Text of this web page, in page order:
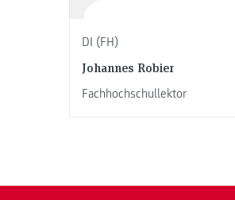
DI (FH)
Johannes Robier
Fachhochschullektor